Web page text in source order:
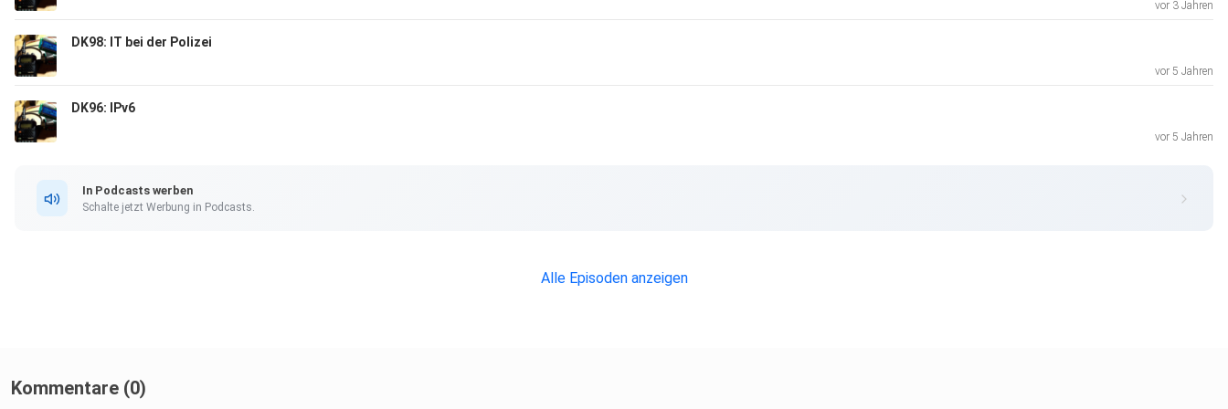
vor 3 Jahren
DK98: IT bei der Polizei
vor 5 Jahren
DK96: IPv6
vor 5 Jahren
In Podcasts werben
Schalte jetzt Werbung in Podcasts.
Alle Episoden anzeigen
Kommentare (0)